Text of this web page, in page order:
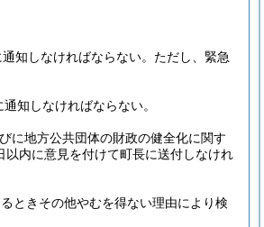
知しなければならない。 ただし、緊急
知しなければならない。
に地方公共団体の財政の健全化に関す
内に意見を付けて町長に送付しなけれ
ときその他やむを得ない理由により検